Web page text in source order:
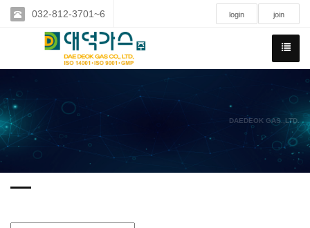
032-812-3701~6 login join
DAEDEOK GAS.,LTD.